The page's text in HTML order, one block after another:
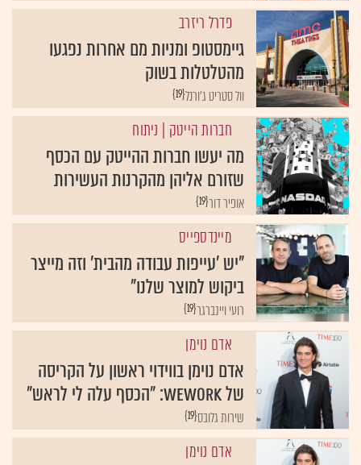
פדרל ריזרב
גיימסטופ ומניות מם אחרות נפגעו
מהטלטלות בשוק
{19}וול סטריט ג'ורנל
חברות הייטק | ניתוח
מה יעשו חברות ההייטק עם הכסף
שזורם אליהן מהקרנות העשירות
{19}אופיר דור
מיינדספייס
"יש 'עייפות עבודה מהבית' וזה מייצר
ביקוש למוצר שלנו"
{19}רועי ויינברגר
אדם נוימן
אדם נוימן בווידוי ראשון על הקריסה
של WeWork: "הכסף עלה לי לראש"
{19}שירות גלובס
אדם נוימן